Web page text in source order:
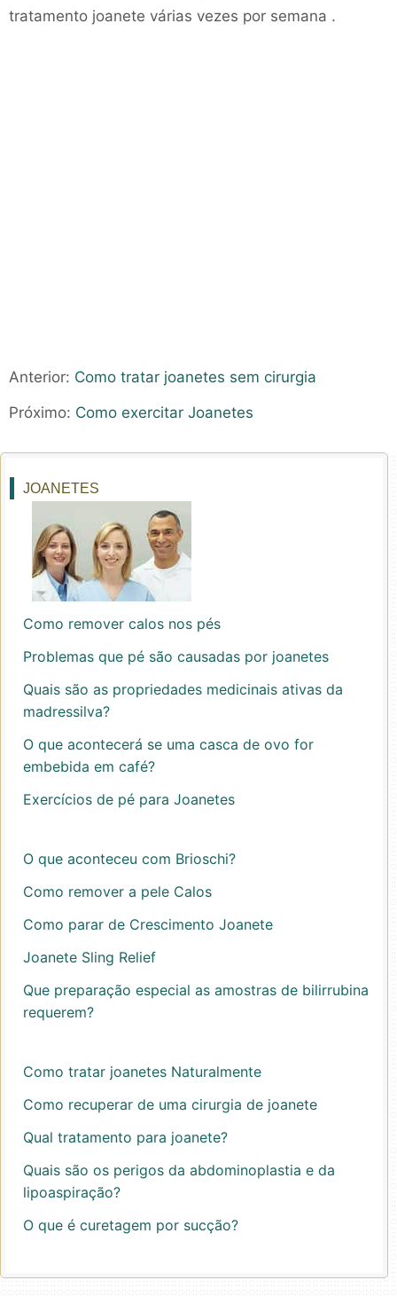
tratamento joanete várias vezes por semana .
Anterior: Como tratar joanetes sem cirurgia
Próximo: Como exercitar Joanetes
JOANETES
Como remover calos nos pés
Problemas que pé são causadas por joanetes
Quais são as propriedades medicinais ativas da
madressilva?
O que acontecerá se uma casca de ovo for
embebida em café?
Exercícios de pé para Joanetes
O que aconteceu com Brioschi?
Como remover a pele Calos
Como parar de Crescimento Joanete
Joanete Sling Relief
Que preparação especial as amostras de bilirrubina
requerem?
Como tratar joanetes Naturalmente
Como recuperar de uma cirurgia de joanete
Qual tratamento para joanete?
Quais são os perigos da abdominoplastia e da
lipoaspiração?
O que é curetagem por sucção?